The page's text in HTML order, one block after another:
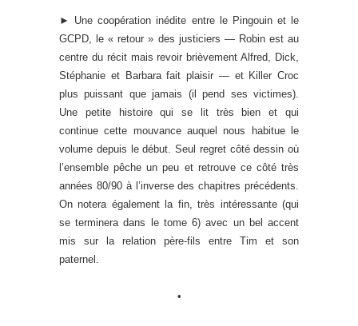
► Une coopération inédite entre le Pingouin et le
GCPD, le « retour » des justiciers — Robin est au
centre du récit mais revoir brièvement Alfred, Dick,
Stéphanie et Barbara fait plaisir — et Killer Croc
plus puissant que jamais (il pend ses victimes).
Une petite histoire qui se lit très bien et qui
continue cette mouvance auquel nous habitue le
volume depuis le début. Seul regret côté dessin où
l’ensemble pêche un peu et retrouve ce côté très
années 80/90 à l’inverse des chapitres précédents.
On notera également la fin, très intéressante (qui
se terminera dans le tome 6) avec un bel accent
mis sur la relation père-fils entre Tim et son
paternel.
•